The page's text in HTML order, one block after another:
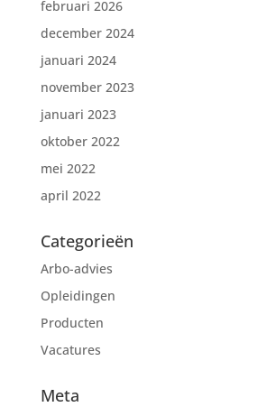
februari 2026
december 2024
januari 2024
november 2023
januari 2023
oktober 2022
mei 2022
april 2022
Categorieën
Arbo-advies
Opleidingen
Producten
Vacatures
Meta